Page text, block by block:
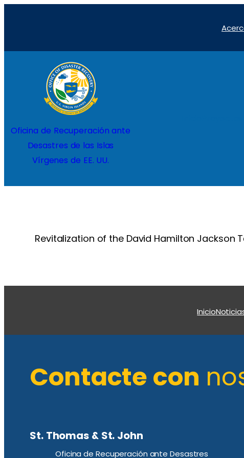
contenido
Oficina de Recuperación ante
Desastres de las Islas
Vírgenes de EE. UU.
Revitalization of the David Hamilton Jackson
Inicio
Contacte con
St. Thomas & St. John
Oficina de Recuperación ante Desastres